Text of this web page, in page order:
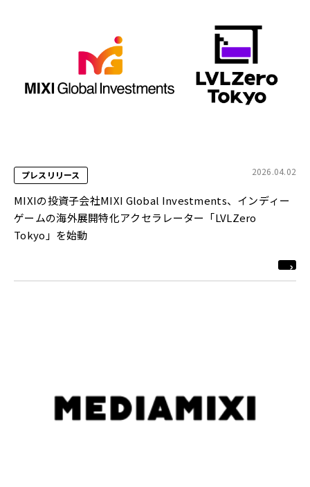
プレスリリース 2026.04.02
MIXIの投資子会社MIXI Global Investments、インディー
ゲームの海外展開特化アクセラレーター「LVLZero
Tokyo」を始動